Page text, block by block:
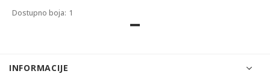
Dostupno boja: 1
INFORMACIJE